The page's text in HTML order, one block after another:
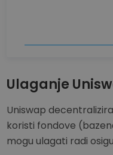
Ulaganje
Uniswap
koristi fondove
mogu ulagati radi